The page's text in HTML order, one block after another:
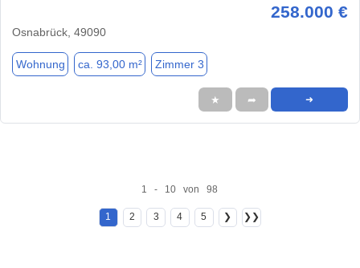
258.000 €
Osnabrück, 49090
Wohnung ca. 93,00 m² Zimmer 3
★ ➦ ➜
1 - 10 von 98
1 2 3 4 5 ❯ ❯❯